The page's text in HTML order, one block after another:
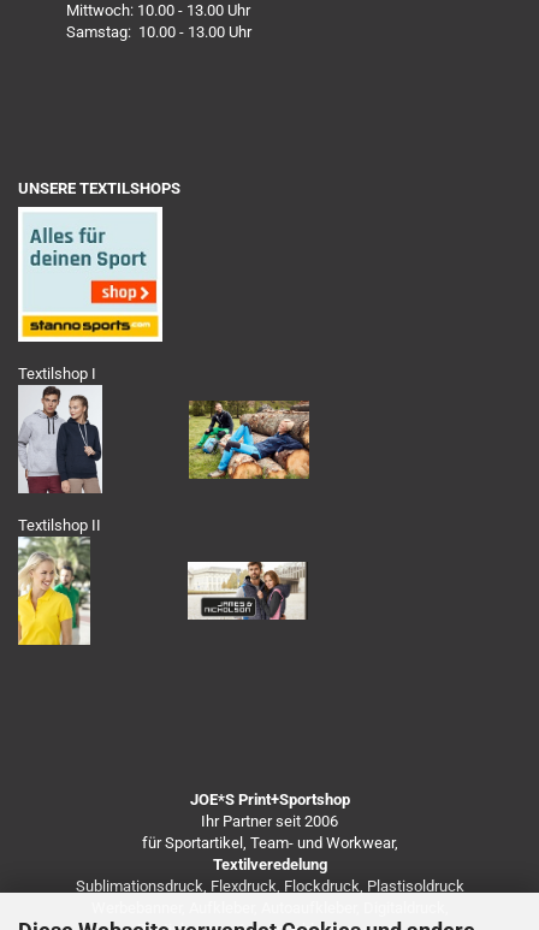
Mittwoch: 10.00 - 13.00 Uhr
Samstag: 10.00 - 13.00 Uhr
UNSERE TEXTILSHOPS
Textilshop I
Textilshop II
JOE*S Print+Sportshop
Ihr Partner seit 2006
für Sportartikel, Team- und Workwear,
Textilveredelung
Sublimationsdruck, Flexdruck, Flockdruck, Plastisoldruck